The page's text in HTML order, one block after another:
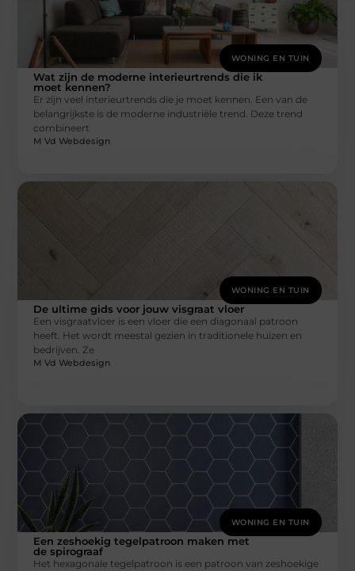
WONING EN TUIN
Wat zijn de moderne interieurtrends die ik
moet kennen?
Er zijn veel interieurtrends die je moet kennen. Een van de
belangrijkste is de moderne industriële trend. Deze trend
combineert
M Vd Webdesign
WONING EN TUIN
De ultime gids voor jouw visgraat vloer
Een visgraatvloer is een vloer die een diagonaal patroon
heeft. Het wordt meestal gezien in traditionele huizen en
bedrijven. Ze
M Vd Webdesign
WONING EN TUIN
Een zeshoekig tegelpatroon maken met
de spirograaf
Het hexagonale tegelpatroon is een patroon van zeshoekige